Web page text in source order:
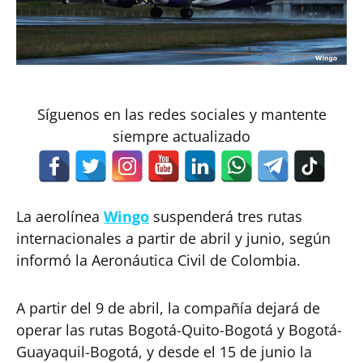
Síguenos en las redes sociales y mantente
siempre actualizado
La aerolínea Wingo suspenderá tres rutas
internacionales a partir de abril y junio, según
informó la Aeronáutica Civil de Colombia.
A partir del 9 de abril, la compañía dejará de
operar las rutas Bogotá-Quito-Bogotá y Bogotá-
Guayaquil-Bogotá, y desde el 15 de junio la